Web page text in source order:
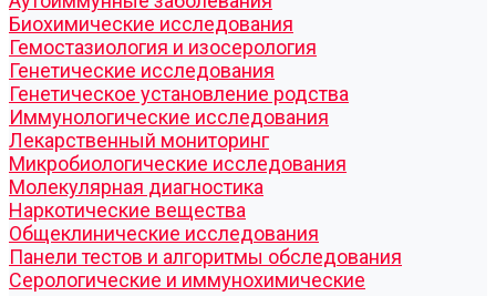
Биохимические исследования
Гемостазиология и изосерология
Генетические исследования
Генетическое установление родства
Иммунологические исследования
Лекарственный мониторинг
Микробиологические исследования
Молекулярная диагностика
Наркотические вещества
Общеклинические исследования
Панели тестов и алгоритмы обследования
Серологические и иммунохимические